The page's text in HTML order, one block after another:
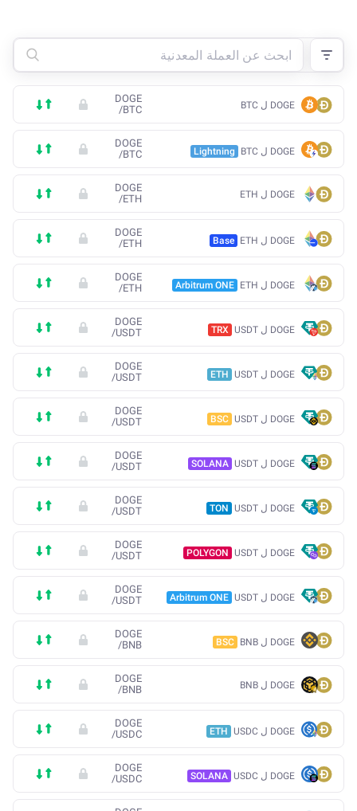
DOGE ل BTC
DOGE
/BTC
DOGE ل BTC Lightning
DOGE
/BTC
DOGE ل ETH
DOGE
/ETH
DOGE ل ETH Base
DOGE
/ETH
DOGE ل ETH Arbitrum ONE
DOGE
/ETH
DOGE ل USDT TRX
DOGE
/USDT
DOGE ل USDT ETH
DOGE
/USDT
DOGE ل USDT BSC
DOGE
/USDT
DOGE ل USDT SOLANA
DOGE
/USDT
DOGE ل USDT TON
DOGE
/USDT
DOGE ل USDT POLYGON
DOGE
/USDT
DOGE ل USDT Arbitrum ONE
DOGE
/USDT
DOGE ل BNB BSC
DOGE
/BNB
DOGE ل BNB
DOGE
/BNB
DOGE ل USDC ETH
DOGE
/USDC
DOGE ل USDC SOLANA
DOGE
/USDC